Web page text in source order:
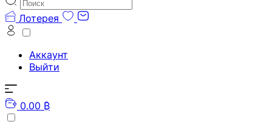
Лотерея
Аккаунт
Выйти
0.00 ₿